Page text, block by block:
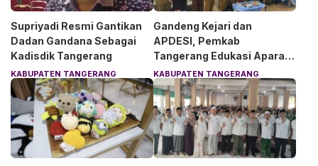
Supriyadi Resmi Gantikan
Dadan Gandana Sebagai
Kadisdik Tangerang
KABUPATEN TANGERANG
Gandeng Kejari dan
APDESI, Pemkab
Tangerang Edukasi Aparat
Desa Soal Hukum
KABUPATEN TANGERANG